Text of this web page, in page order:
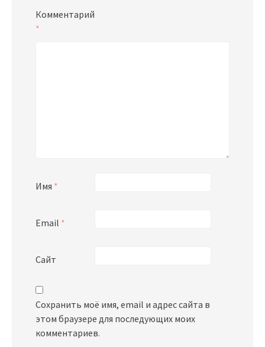
Комментарий
*
Имя *
Email *
Сайт
Сохранить моё имя, email и адрес сайта в
этом браузере для последующих моих
комментариев.